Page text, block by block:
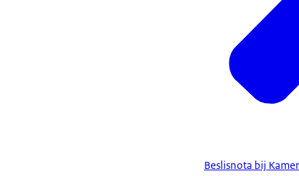
Beslisnota bij